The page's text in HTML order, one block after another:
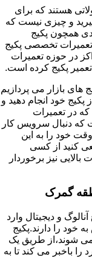
هستند که برای
و چیزی نیست که
همچون پکیج
تعمیرات تخصصی پکیج
در حوزه تعمیرات
پکیج کرده است.
های بازار می پردازیم
پکیج خود انجام دهید و
در تعمیرات
که دنبال سرویس کار
خود را به این
کنید از کسی
نیز برخوردار
گمرک
و دیجیتال وارد
خود را دارند.پکیج
می شوند،از طریق یک
باخبر می کند تا به